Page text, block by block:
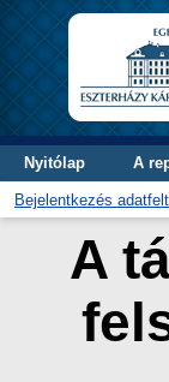
Nyitólap A
Bejelentkezés
A